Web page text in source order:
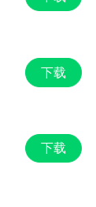
下载
下载